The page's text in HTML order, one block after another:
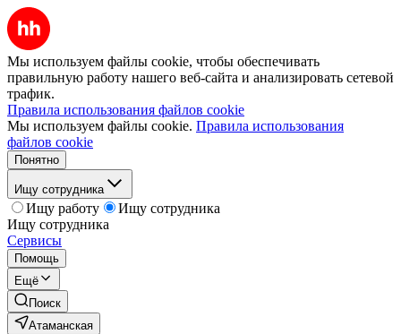
Мы используем файлы cookie, чтобы обеспечивать
правильную работу нашего веб-сайта и анализировать сетевой
трафик.
Правила использования файлов cookie
Мы используем файлы cookie. Правила использования
файлов cookie
Понятно
Ищу сотрудника
Ищу работу
Ищу сотрудника
Ищу сотрудника
Сервисы
Помощь
Ещё
Поиск
Атаманская